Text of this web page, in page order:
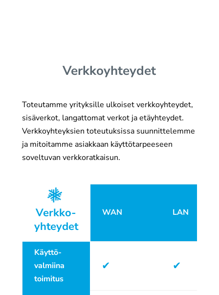
Verkko­yhteydet
Toteutamme yrityksille ulkoiset verkkoyhteydet,
sisäverkot, langattomat verkot ja etäyhteydet.
Verkkoyhteyksien toteutuksissa suunnittelemme
ja mitoitamme asiakkaan käyttötarpeeseen
soveltuvan verkkoratkaisun.
Verkko­
yhteydet
WAN LAN
Käyttö­
valmiina
toimitus
✔ ✔